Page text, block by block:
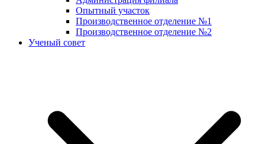
Опытный участок
Производственное отделение №1
Производственное отделение №2
Ученый совет